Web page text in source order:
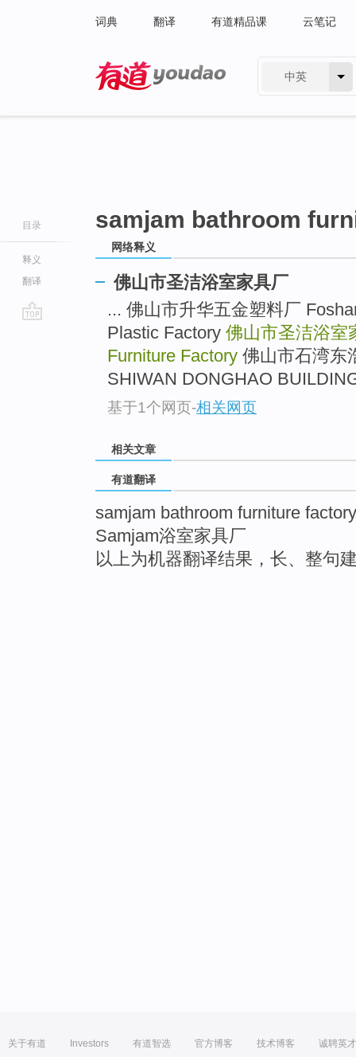
词典 翻译 有道精品课 云笔记
中英
目录
释义
翻译
samjam bathroom
网络释义
佛山市圣洁浴室家具厂
... 佛山市升华五金塑料厂
Plastic Factory 佛山市圣洁浴室
Furniture Factory 佛山市石湾东
SHIWAN DONGHAO
基于1个网页-相关网页
相关文章
有道翻译
samjam bathroom furniture factory
Samjam浴室家具厂
以上为机器翻译结果，长、整句
关于有道 Investors 有道智选 官方博客 技术博客 诚聘英才